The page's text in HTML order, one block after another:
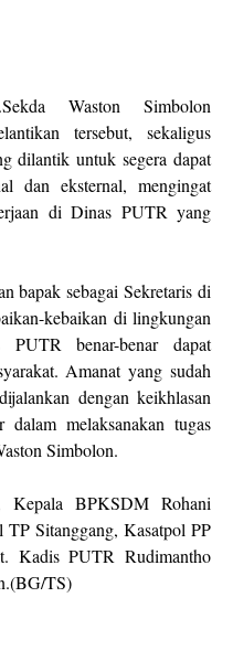
Waston Simbolon
tersebut, sekaligus
dilantik untuk segera dapat
dan eksternal, mengingat
di Dinas PUTR yang
bapak sebagai Sekretaris di
kebaikan di lingkungan
benar-benar dapat
Amanat yang sudah
dengan keikhlasan
melaksanakan tugas
Simbolon.
Kepala BPKSDM Rohani
Sitanggang, Kasatpol PP
Kadis PUTR Rudimantho
TS)